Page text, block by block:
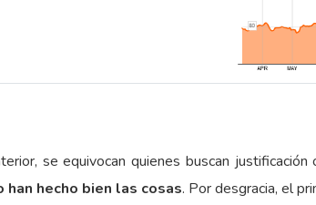
se equivocan quienes buscan
han hecho bien las cosas. Por desgracia, el